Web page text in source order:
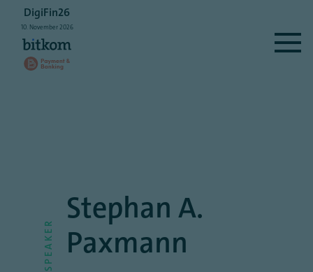
SPEAKER
Stephan A.
Paxmann
DigiFin26
10. November2026